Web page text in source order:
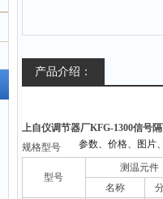
产品介绍：
上自仪调节器厂KFG-1300信号
规格型号
型号
测温元件
名称